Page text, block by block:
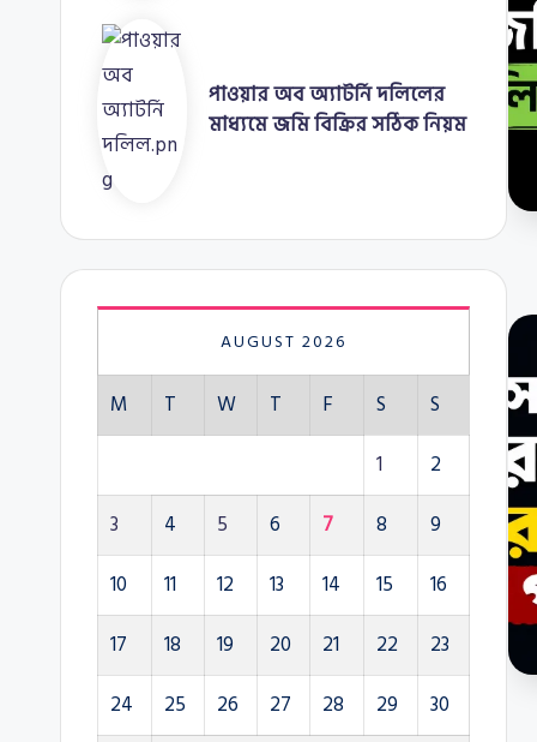
পাওয়ার অব অ্যাটর্নি দলিলের
মাধ্যমে জমি বিক্রির সঠিক নিয়ম
AUGUST 2026
M T W T F S
S
1
2
3
4 5 6 7 8
9
10
11 12 13 14 15
16
17
18 19 20 21 22
23
24
25 26 27 28 29 30